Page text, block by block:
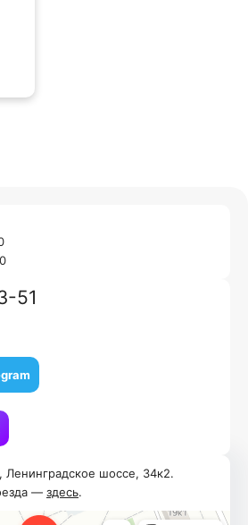
Ленинградское шоссе, 34к2.
— здесь.
51